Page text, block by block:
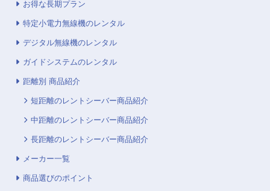
お得な長期プラン
特定小電力無線機のレンタル
デジタル無線機のレンタル
ガイドシステムのレンタル
距離別 商品紹介
短距離のレントシーバー商品紹介
中距離のレントシーバー商品紹介
長距離のレントシーバー商品紹介
メーカー一覧
商品選びのポイント